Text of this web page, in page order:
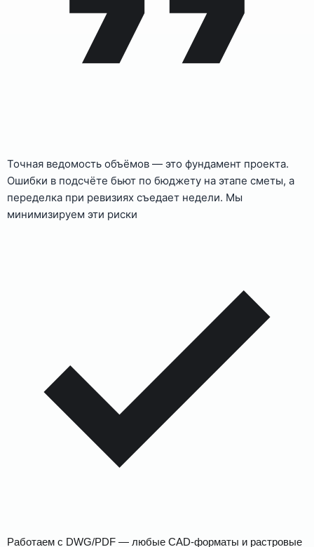
Точная ведомость объёмов — это фундамент проекта.
Ошибки в подсчёте бьют по бюджету на этапе сметы, а
переделка при ревизиях съедает недели. Мы
минимизируем эти риски
Работаем с DWG/PDF — любые CAD-форматы и растровые